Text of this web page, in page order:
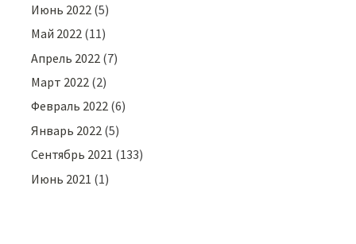
Июнь 2022 (5)
Май 2022 (11)
Апрель 2022 (7)
Март 2022 (2)
Февраль 2022 (6)
Январь 2022 (5)
Сентябрь 2021 (133)
Июнь 2021 (1)